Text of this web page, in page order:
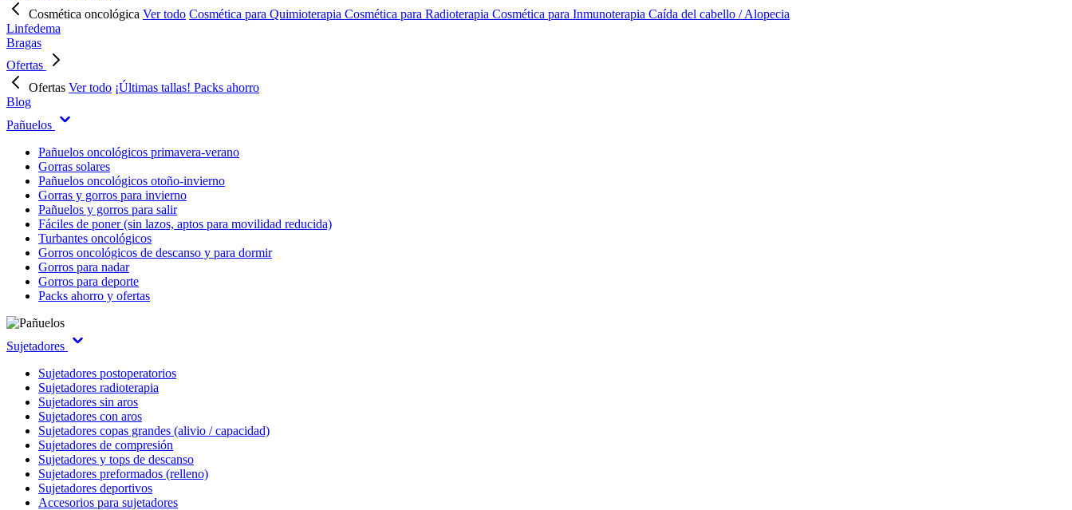
Cosmética oncológica Ver todo Cosmética para Quimioterapia Cosmética para Radioterapia Cosmética para Inmunoterapia Caída del cabello / Alopecia
Linfedema
Bragas
Ofertas
Ofertas Ver todo ¡Últimas tallas! Packs ahorro
Blog
Pañuelos
Pañuelos oncológicos primavera-verano
Gorras solares
Pañuelos oncológicos otoño-invierno
Gorras y gorros para invierno
Pañuelos y gorros para salir
Fáciles de poner (sin lazos, aptos para movilidad reducida)
Turbantes oncológicos
Gorros oncológicos de descanso y para dormir
Gorros para nadar
Gorros para deporte
Packs ahorro y ofertas
Sujetadores
Sujetadores postoperatorios
Sujetadores radioterapia
Sujetadores sin aros
Sujetadores con aros
Sujetadores copas grandes (alivio / capacidad)
Sujetadores de compresión
Sujetadores y tops de descanso
Sujetadores preformados (relleno)
Sujetadores deportivos
Accesorios para sujetadores